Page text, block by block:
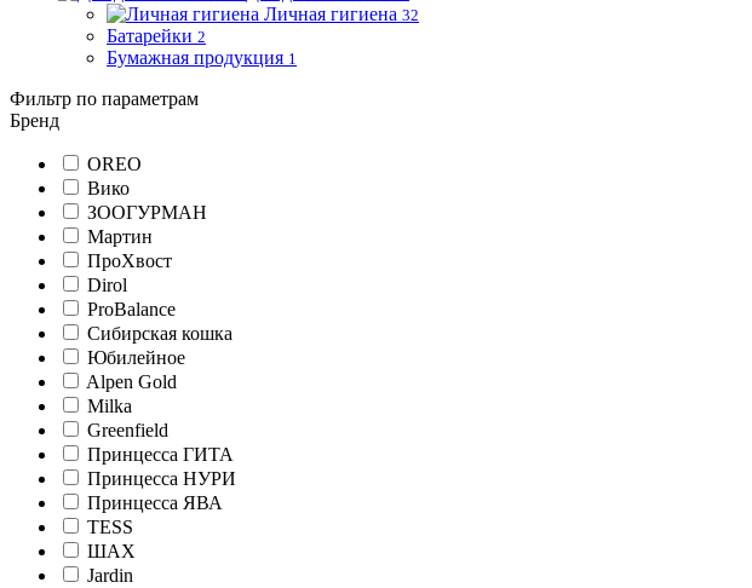
Личная гигиена 32
Батарейки 2
Бумажная продукция 1
Фильтр по параметрам
Бренд
OREO
Вико
ЗООГУРМАН
Мартин
ПроХвост
Dirol
ProBalance
Сибирская кошка
Юбилейное
Alpen Gold
Milka
Greenfield
Принцесса ГИТА
Принцесса НУРИ
Принцесса ЯВА
TESS
ШАХ
Jardin